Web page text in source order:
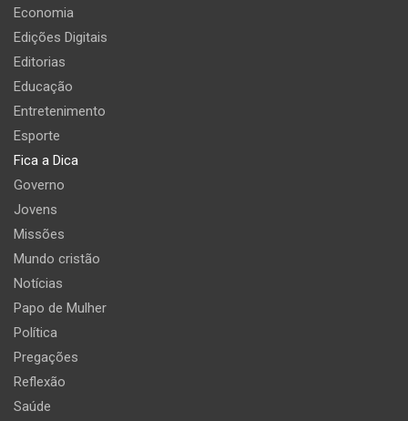
Economia
Edições Digitais
Editorias
Educação
Entretenimento
Esporte
Fica a Dica
Governo
Jovens
Missões
Mundo cristão
Notícias
Papo de Mulher
Política
Pregações
Reflexão
Saúde